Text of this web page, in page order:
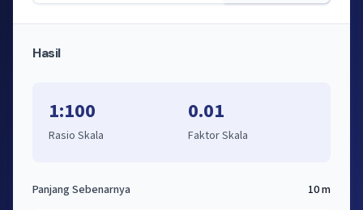
Hasil
1:100
Rasio Skala
0.01
Faktor Skala
Panjang Sebenarnya 10 m